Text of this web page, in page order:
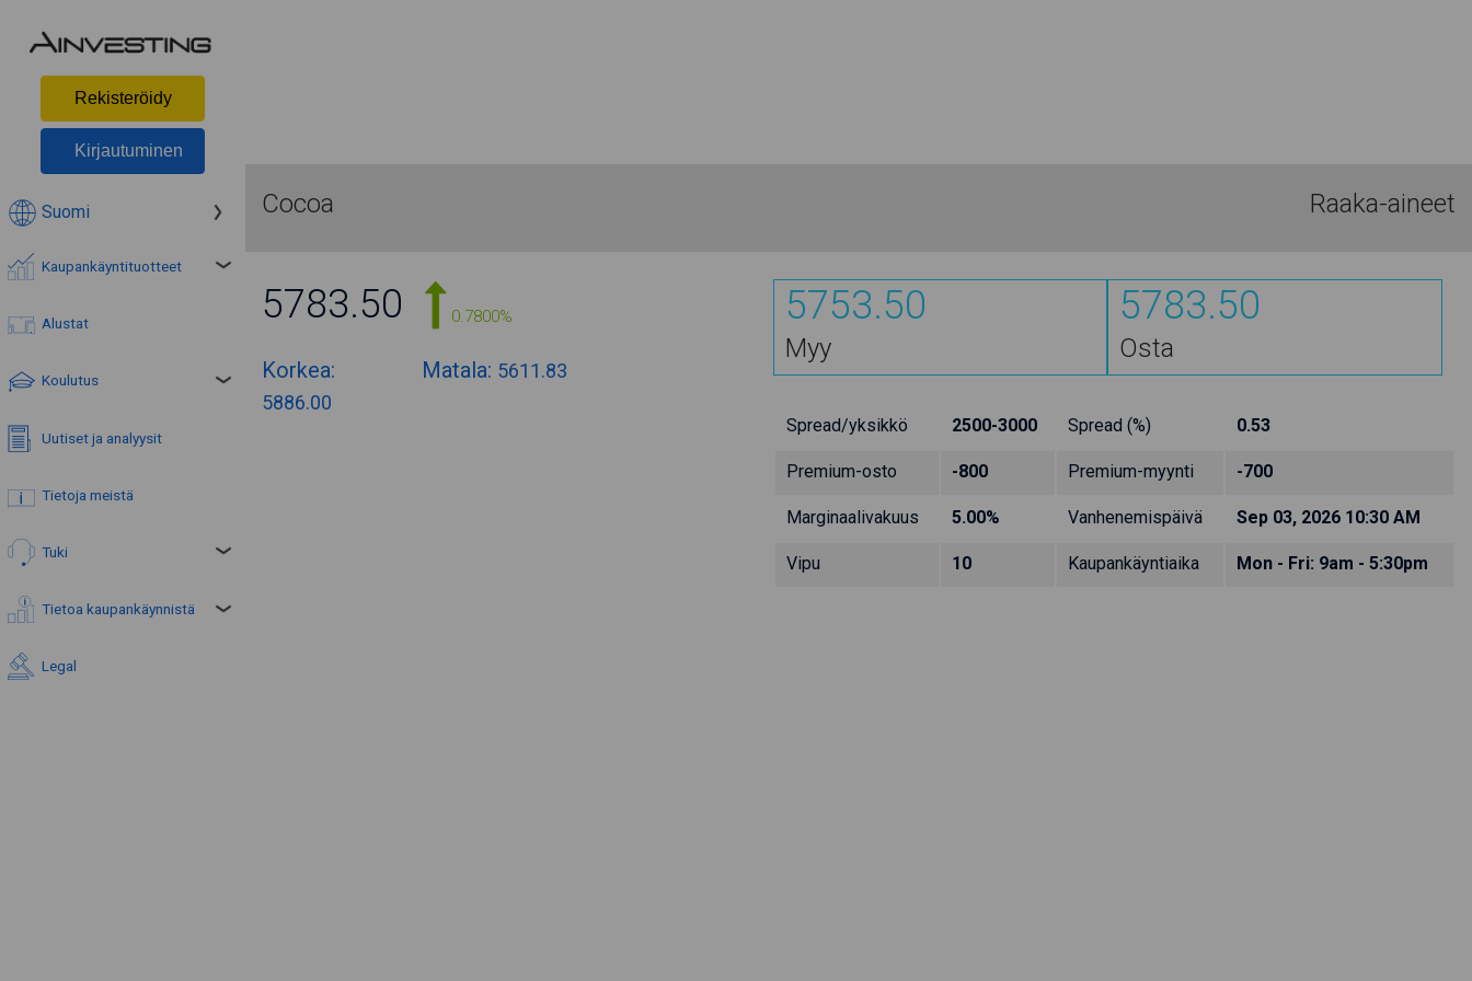
Rekisteröidy
Kirjautuminen
Suomi
Kaupankäyntituotteet
Alustat
Koulutus
Uutiset ja analyysit
Tietoja meistä
Tuki
Tietoa kaupankäynnistä
Legal
Cocoa Raaka-aineet
5783.50 0.7800%
Korkea:
5886.00
Matala: 5611.83
5753.50
Myy
5783.50
Osta
Spread/yksikkö 2500-3000 Spread (%) 0.53
Premium-osto -800 Premium-myynti -700
Marginaalivakuus 5.00% Vanhenemispäivä Sep 03, 2026 10:30 AM
Vipu 10 Kaupankäyntiaika Mon - Fri: 9am - 5:30pm